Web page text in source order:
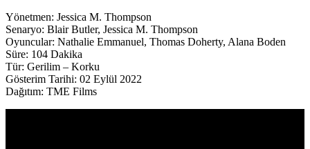
Yönetmen: Jessica M. Thompson
Senaryo: Blair Butler, Jessica M. Thompson
Oyuncular: Nathalie Emmanuel, Thomas Doherty, Alana Boden
Süre: 104 Dakika
Tür: Gerilim – Korku
Gösterim Tarihi: 02 Eylül 2022
Dağıtım: TME Films